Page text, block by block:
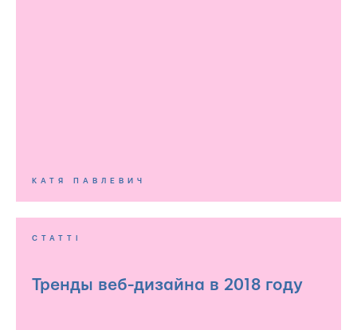
КАТЯ ПАВЛЕВИЧ
СТАТТІ
Тренды веб-дизайна в 2018 году